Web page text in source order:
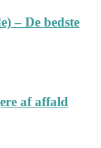
– De bedste
af affald